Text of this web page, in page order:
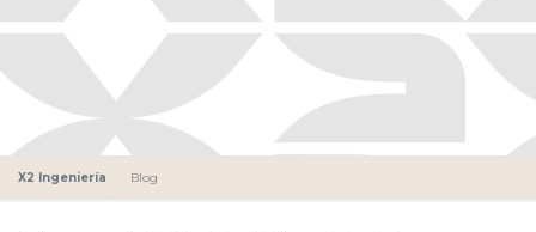
X2 Ingeniería Blog